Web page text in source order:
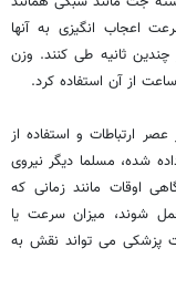
اعجاب انگیزی به آنها
ثانیه طی کنند. وزن
ارتباطات و استفاده از
شده، مسلما دیگر نیروی
اوقات مانند زمانی که
شوند، میزان سرعت یا
پزشکی می تواند نقش به